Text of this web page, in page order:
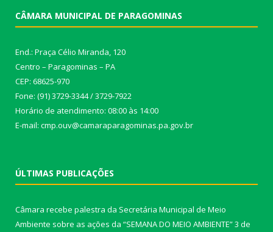
CÂMARA MUNICIPAL DE PARAGOMINAS
End.: Praça Célio Miranda, 120
Centro – Paragominas – PA
CEP: 68625-970
Fone: (91) 3729-3344 / 3729-7922
Horário de atendimento: 08:00 às 14:00
E-mail: cmp.ouv@camaraparagominas.pa.gov.br
ÚLTIMAS PUBLICAÇÕES
Câmara recebe palestra da Secretária Municipal de Meio
Ambiente sobre as ações da “SEMANA DO MEIO AMBIENTE”3 de